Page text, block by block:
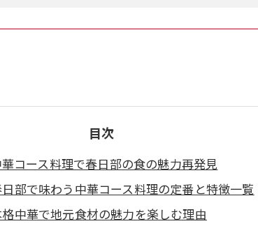
目次
コース料理で春日部の食の魅力再発見
部で味わう中華コース料理の定番と特徴一覧
中華で地元食材の魅力を楽しむ理由